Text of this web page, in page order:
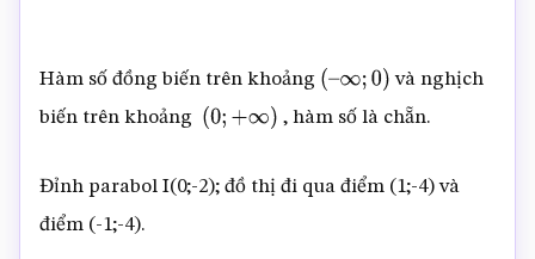
Hàm số đồng biến trên khoảng ( ∞;0 )
và nghịch
biến trên khoảng (0;+ ∞) , hàm số là chẵn.
Đỉnh parabol I(0;-2); đồ thị đi qua điểm (1;-4) và
điểm (-1;-4).